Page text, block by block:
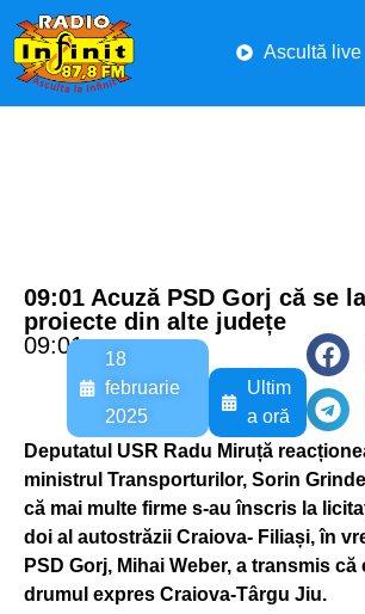
Ascultă live
09:01 Acuză PSD Gorj că se
proiecte din alte județe
09:01
18
februarie
2025
Ultim
a oră
Deputatul USR Radu Miruță
ministrul Transporturilor, Sorin
că mai multe firme s-au înscris la
doi al autostrăzii Craiova- Filiași, în
PSD Gorj, Mihai Weber, a transmis
drumul expres Craiova-Târgu Jiu.